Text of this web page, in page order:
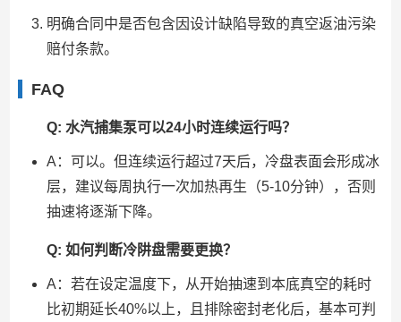
明确合同中是否包含因设计缺陷导致的真空返油污染
赔付条款。
FAQ
Q: 水汽捕集泵可以24小时连续运行吗？
A：可以。但连续运行超过7天后，冷盘表面会形成冰
层，建议每周执行一次加热再生（5-10分钟），否则
抽速将逐渐下降。
Q: 如何判断冷阱盘需要更换？
A：若在设定温度下，从开始抽速到本底真空的耗时
比初期延长40%以上，且排除密封老化后，基本可判